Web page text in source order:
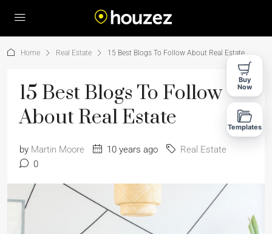
Home Real Estate 15 Best Blogs To Follow About Real Estate
15 Best Blogs To Follow
About Real Estate
by Martin Moore 10 years ago
Real Estate
0
Buy
Now
Templates